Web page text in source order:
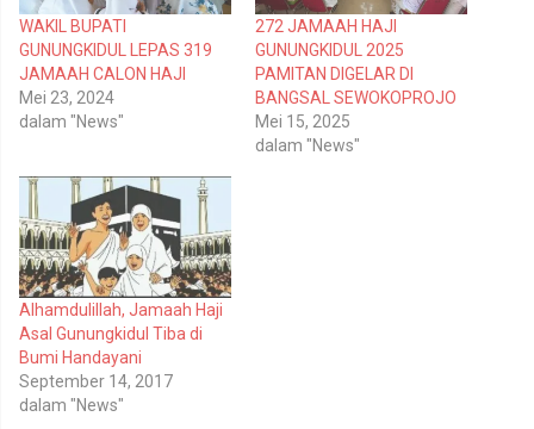
p
a
d
a
T
w
i
t
(
M
m
b
u
k
a
d
i
j
e
n
d
e
l
k
a
d
i
c
o
(
M
e
m
b
u
a
d
i
j
e
n
WAKIL BUPATI
GUNUNGKIDUL LEPAS 319
JAMAAH CALON HAJI
Mei 23, 2024
dalam "News"
272 JAMAAH HAJI
GUNUNGKIDUL 2025
PAMITAN DIGELAR DI
BANGSAL SEWOKOPROJO
Mei 15, 2025
dalam "News"
Alhamdulillah, Jamaah Haji
Asal Gunungkidul Tiba di
Bumi Handayani
September 14, 2017
dalam "News"